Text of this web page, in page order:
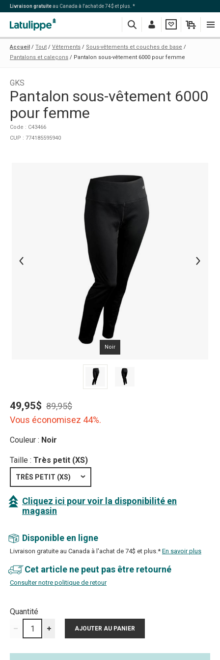
Livraison gratuiteau Canada à l'achat de 74$ et plus. *
Recherche
Me
connecter
Ma
liste
Mon
panier
Accueil Tout Vêtements
Sous-vêtements et couches de base
Pantalons et caleçons
Pantalon sous-vêtement 6000 pour femme
Noir
GKS
Pantalon sous-vêtement 6000
pour femme
Code : C43466
CUP : 774185595940
49,95$ 89,95$
Vous économisez 44%.
Couleur : Noir
Taille : Très petit (XS)
TRÈS PETIT (XS)
Cliquez ici pour voir la disponibilité en
magasin
Disponible en ligne
Livraison gratuite au Canada à l'achat de 74$ et plus.* En savoir plus
Cet article ne peut pas être retourné
Consulter notre politique de retour
Quantité